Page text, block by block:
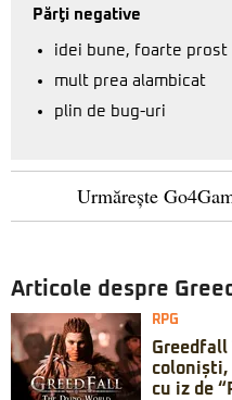
Părţi negative
idei bune, foarte prost
mult prea alambicat
plin de bug-uri
Urmărește
Articole despre
RPG
Greedfall
coloniști,
cu iz de